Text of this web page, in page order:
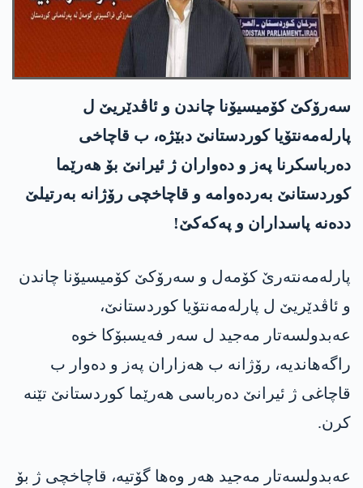
سەرۆکێ کۆمیسیۆنا چاندن و ئاڤدێریێ ل
پارلەمەنتۆیا کوردستانێ دبێژە، ب قاچاخی
دەرباسکرنا پەز و دەواران ژ ئیرانێ بۆ ھەرێما
کوردستانێ بەردەوامە و قاچاخچی رۆژانە بەرتیلێ
ددەنە پاسداران و پەکەکێ!
پارلەمەنتەرێ کۆمەل و سەرۆکێ کۆمیسیۆنا چاندن
و ئاڤدێریێ ل پارلەمەنتۆیا کوردستانێ،
عەبدولسەتار مەجید ل سەر فەیسبۆکا خوە
راگەھاندیە، رۆژانە ب ھەزاران پەز و دەوار ب
قاچاغی ژ ئیرانێ دەرباسی ھەرێما کوردستانێ تێنە
کرن.
عەبدولسەتار مەجید ھەر وەھا گۆتیە، قاچاخچی ژ بۆ